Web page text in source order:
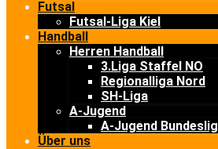
Futsal
Futsal-Liga Kiel
Handball
Herren Handball
3.Liga Staffel NO
Regionalliga Nord
SH-Liga
A-Jugend
A-Jugend
Über uns